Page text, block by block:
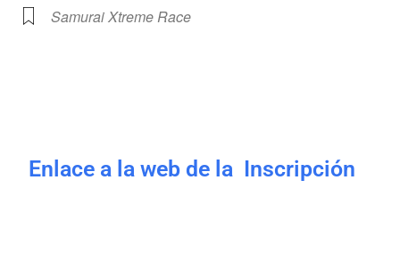
Samurai Xtreme Race
Enlace a la web de la Inscripción